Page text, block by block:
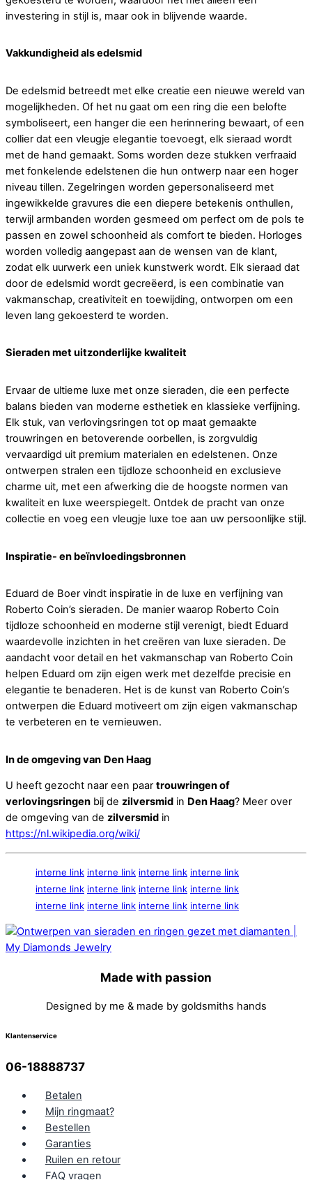
investering in stijl is, maar ook in blijvende waarde.
Vakkundigheid als edelsmid
De edelsmid betreedt met elke creatie een nieuwe wereld van
mogelijkheden. Of het nu gaat om een ring die een belofte
symboliseert, een hanger die een herinnering bewaart, of een
collier dat een vleugje elegantie toevoegt, elk sieraad wordt
met de hand gemaakt. Soms worden deze stukken verfraaid
met fonkelende edelstenen die hun ontwerp naar een hoger
niveau tillen. Zegelringen worden gepersonaliseerd met
ingewikkelde gravures die een diepere betekenis onthullen,
terwijl armbanden worden gesmeed om perfect om de pols te
passen en zowel schoonheid als comfort te bieden. Horloges
worden volledig aangepast aan de wensen van de klant,
zodat elk uurwerk een uniek kunstwerk wordt. Elk sieraad dat
door de edelsmid wordt gecreëerd, is een combinatie van
vakmanschap, creativiteit en toewijding, ontworpen om een
leven lang gekoesterd te worden.
Sieraden met uitzonderlijke kwaliteit
Ervaar de ultieme luxe met onze sieraden, die een perfecte
balans bieden van moderne esthetiek en klassieke verfijning.
Elk stuk, van verlovingsringen tot op maat gemaakte
trouwringen en betoverende oorbellen, is zorgvuldig
vervaardigd uit premium materialen en edelstenen. Onze
ontwerpen stralen een tijdloze schoonheid en exclusieve
charme uit, met een afwerking die de hoogste normen van
kwaliteit en luxe weerspiegelt. Ontdek de pracht van onze
collectie en voeg een vleugje luxe toe aan uw persoonlijke stijl.
Inspiratie- en beïnvloedingsbronnen
Eduard de Boer vindt inspiratie in de luxe en verfijning van
Roberto Coin’s sieraden. De manier waarop Roberto Coin
tijdloze schoonheid en moderne stijl verenigt, biedt Eduard
waardevolle inzichten in het creëren van luxe sieraden. De
aandacht voor detail en het vakmanschap van Roberto Coin
helpen Eduard om zijn eigen werk met dezelfde precisie en
elegantie te benaderen. Het is de kunst van Roberto Coin’s
ontwerpen die Eduard motiveert om zijn eigen vakmanschap
te verbeteren en te vernieuwen.
In de omgeving van Den Haag
U heeft gezocht naar een paar trouwringen of
verlovingsringen bij de zilversmid in Den Haag? Meer over
de omgeving van de zilversmid in
https://nl.wikipedia.org/wiki/
interne link interne link interne link interne link
interne link interne link interne link interne link
interne link interne link interne link interne link
Made with passion
Designed by me & made by goldsmiths hands
Klantenservice
06-18888737
Betalen
Mijn ringmaat?
Bestellen
Garanties
Ruilen en retour
FAQ vragen